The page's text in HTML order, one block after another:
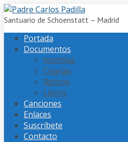
Santuario de Schoenstatt – Madrid
Portada
Documentos
Homilias
Charlas
Retiros
Libros
Canciones
Enlaces
Suscríbete
Contacto